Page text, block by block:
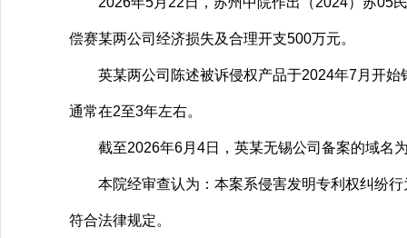
偿赛某两公司经济损失及合理开支500万元。
英某两公司陈述被诉侵权产品于2024年7月开始
通常在2至3年左右。
截至2026年6月4日，英某无锡公司备案的域名
本院经审查认为：本案系侵害发明专利权纠纷行
符合法律规定。